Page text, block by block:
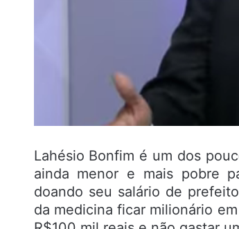
Lahésio Bonfim é um dos
ainda menor e mais pobre
doando seu salário de
da medicina ficar milionário